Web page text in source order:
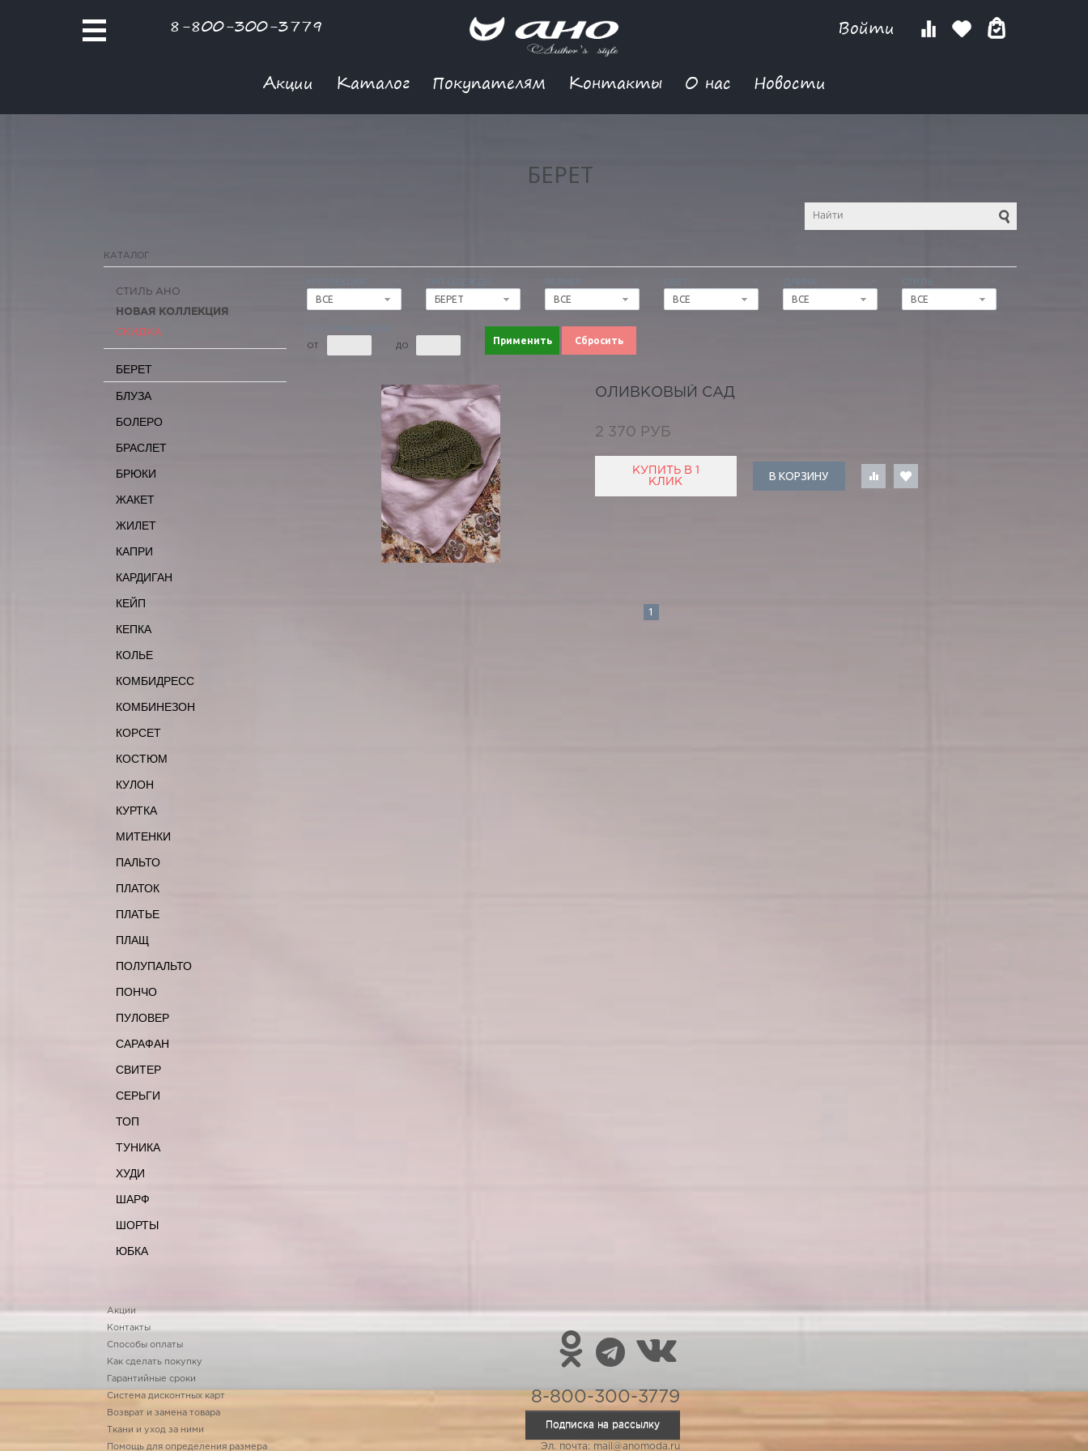
8-800-300-3779 Войти
Акции Каталог Покупателям Контакты О нас Новости
БЕРЕТ
КАТАЛОГ
ВСЕ
ТИП ОДЕЖДЫ
БЕРЕТ
ВСЕ
ВСЕ
ДЛИНА
ВСЕ
СТИЛЬ
ВСЕ
ОТ ДО Применить Сбросить
СТИЛЬ АНО
НОВАЯ КОЛЛЕКЦИЯ
СКИДКА
БЕРЕТ
БЛУЗА
БОЛЕРО
БРАСЛЕТ
БРЮКИ
ЖАКЕТ
ЖИЛЕТ
КАПРИ
КАРДИГАН
КЕЙП
КЕПКА
КОЛЬЕ
КОМБИДРЕСС
КОМБИНЕЗОН
КОРСЕТ
КОСТЮМ
КУЛОН
КУРТКА
МИТЕНКИ
ПАЛЬТО
ПЛАТОК
ПЛАТЬЕ
ПЛАЩ
ПОЛУПАЛЬТО
ПОНЧО
ПУЛОВЕР
САРАФАН
СВИТЕР
СЕРЬГИ
ТОП
ТУНИКА
ХУДИ
ШАРФ
ШОРТЫ
ЮБКА
ОЛИВКОВЫЙ САД
2 370 РУБ
КУПИТЬ В 1
КЛИК
В КОРЗИНУ
1
Акции
Контакты
Способы оплаты
Как сделать покупку
Гарантийные сроки
Система дисконтных карт
Возврат и замена товара
Ткани и уход за ними
Помощь для определения размера
8-800-300-3779
Подписка на рассылку
Эл. почта: mail@anomoda.ru